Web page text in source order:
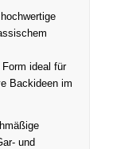
ideal für
Backideen im
und